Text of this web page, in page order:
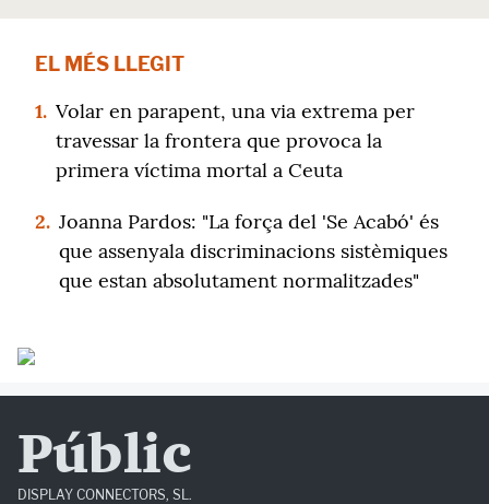
EL MÉS LLEGIT
1. Volar en parapent, una via extrema per
travessar la frontera que provoca la
primera víctima mortal a Ceuta
2. Joanna Pardos: "La força del 'Se Acabó' és
que assenyala discriminacions sistèmiques
que estan absolutament normalitzades"
Públic
DISPLAY CONNECTORS, SL.